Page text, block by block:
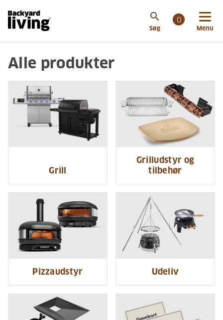
search
Søg
0
Menu
Alle produkter
Grill
Grilludstyr og
tilbehør
Pizzaudstyr Udeliv